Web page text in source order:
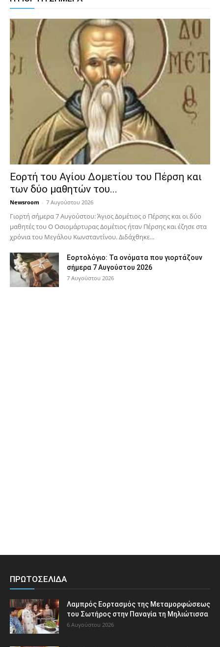
Εορτή του Αγίου Δομετίου του Πέρση και
των δύο μαθητών του...
Newsroom - 7 Αυγούστου 2026
Γιορτή σήμερα 7 Αυγούστου: Άγιος Δομέτιος ο Πέρσης και οι δύο
μαθητές του Ο Oσιομάρτυρας Δομέτιος ήταν Πέρσης και έζησε στα
χρόνια του Μεγάλου Κωνσταντίνου. Διδάχθηκε...
Εορτολόγιο: Τα ονόματα που γιορτάζουν
σήμερα 7 Αυγούστου 2026
7 Αυγούστου 2026
ΠΡΩΤΟΣΕΛΙΔΑ
Λαμπρός Εορτασμός της Μεταμορφώσεως
του Σωτήρος στην Παναγία τη Μηλιώτισσα
6 Αυγούστου 2026